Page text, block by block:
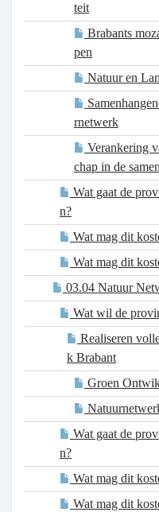
teit
Brabants
pen
Natuur en
rnetwerk
Verankering
chap in de
Wat gaat de
n?
Wat mag dit
Wat mag dit
03.04 Natuur
Wat wil de
Realiseren
k Brabant
Groen
Wat gaat de
n?
Wat mag dit
Wat mag dit